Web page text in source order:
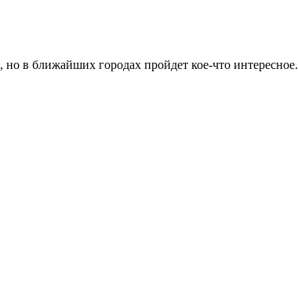
в ближайших городах пройдет кое-что интересное.